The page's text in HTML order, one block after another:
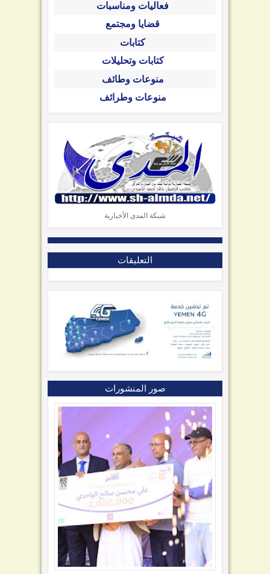
فعاليات ومناسبات
قضايا ومجتمع
كتابات
كتابات وتحليلات
منوعات وطائف
منوعات وطرائف
شبكة المدى الأخبارية
التعليقات
صور المنشورات